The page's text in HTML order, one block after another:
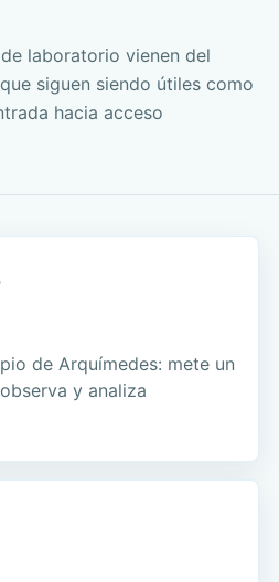
laboratorio vienen del
siguen siendo útiles como
hacia acceso
de Arquímedes: mete un
y analiza